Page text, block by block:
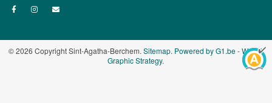
© 2026 Copyright Sint-Agatha-Berchem. Sitemap. Powered by G1.be - Web &
Graphic Strategy.